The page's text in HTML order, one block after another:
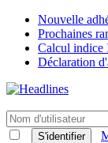
Nouvelle
Prochaines
Calcul indice
Déclaration
S'identifier